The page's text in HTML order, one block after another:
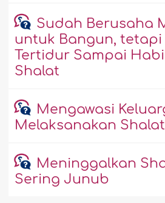
Sudah Berusaha
untuk Bangun, tetapi
Tertidur Sampai
Shalat
Mengawasi
Melaksanakan Shalat
Meninggalkan
Sering Junub